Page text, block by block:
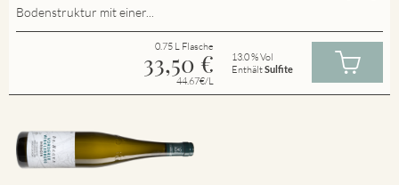
Bodenstruktur mit einer...
0.75 L Flasche
33,50 €
44.67€/L
13.0 % Vol
EnthältSulfite